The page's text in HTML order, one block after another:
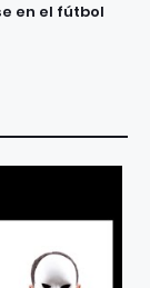
en el fútbol